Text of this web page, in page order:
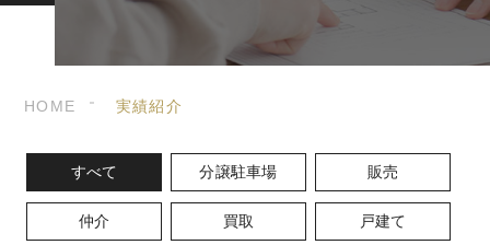
HOME 実績紹介
すべて 分譲駐車場 販売
仲介 買取 戸建て